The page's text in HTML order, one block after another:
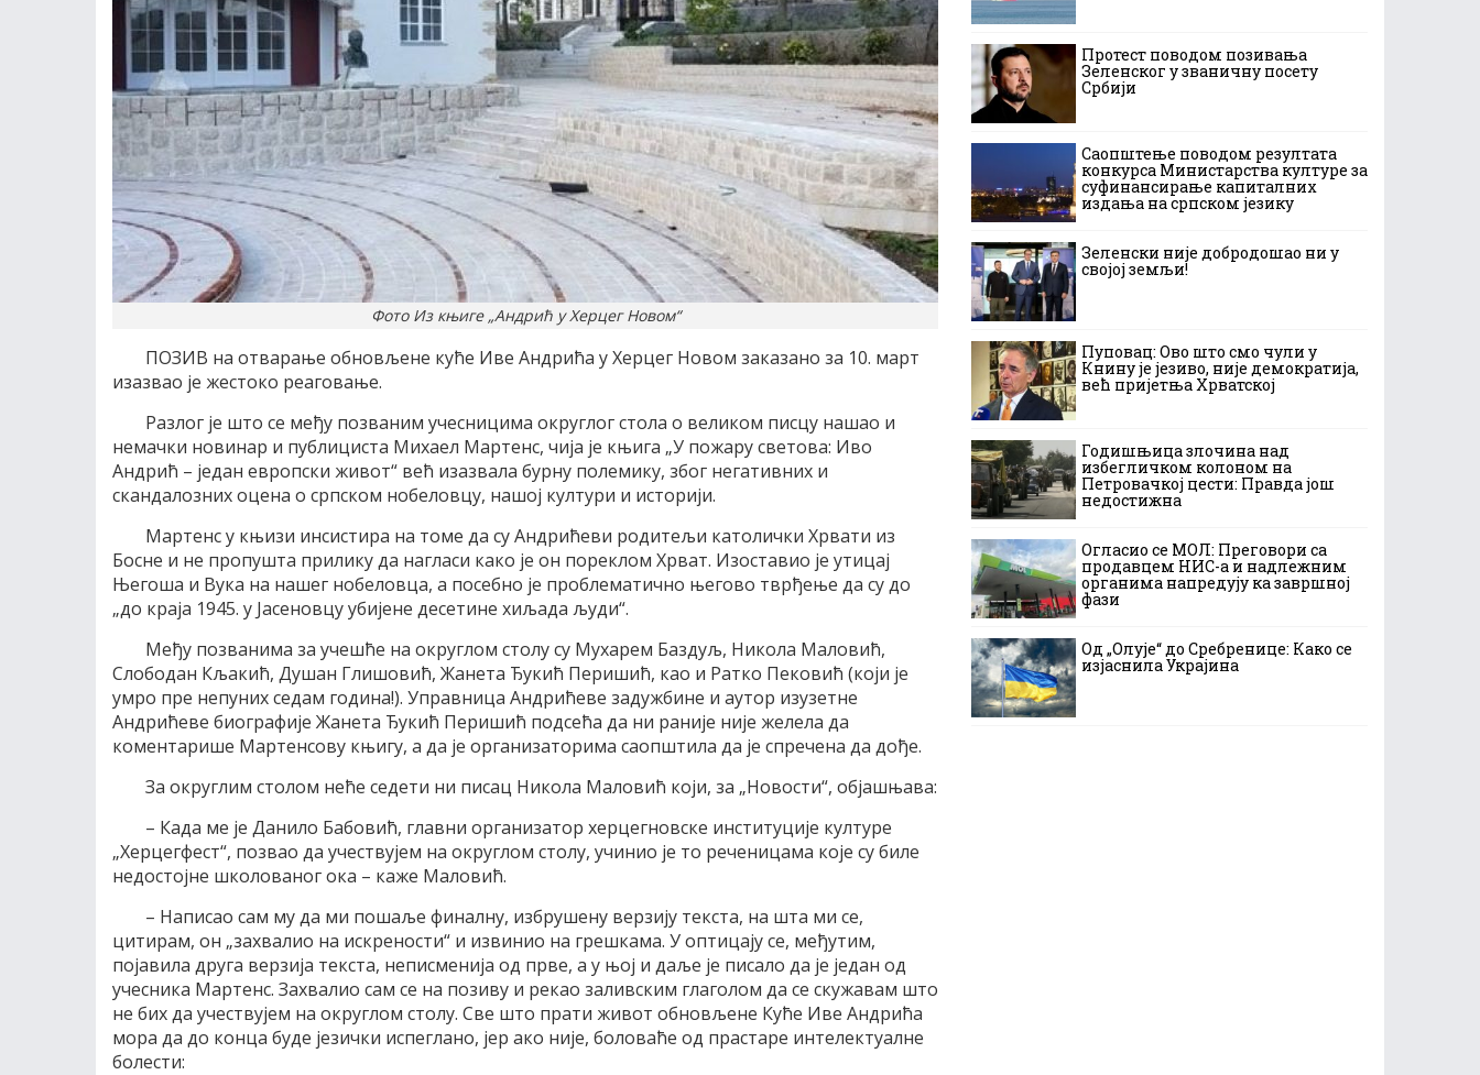
Фото Из књиге „Андрић у Херцег Новом“
ПОЗИВ на отварање обновљене куће Иве Андрића у Херцег Новом заказано за 10. март
изазвао је жестоко реаговање.
Разлог је што се међу позваним учесницима округлог стола о великом писцу нашао и
немачки новинар и публициста Михаел Мартенс, чија је књига „У пожару светова: Иво
Андрић – један европски живот“ већ изазвала бурну полемику, због негативних и
скандалозних оцена о српском нобеловцу, нашој култури и историји.
Мартенс у књизи инсистира на томе да су Aндрићеви родитељи католички Хрвати из
Босне и не пропушта прилику да нагласи како је он пореклом Хрват. Изоставио је утицај
Његоша и Вука на нашег нобеловца, а посебно је проблематично његово тврђење да су до
„до краја 1945. у Јасеновцу убијене десетине хиљада људи“.
Међу позванима за учешће на округлом столу су Мухарем Баздуљ, Никола Маловић,
Слободан Кљакић, Душан Глишовић, Жанета Ђукић Перишић, као и Ратко Пековић (који је
умро пре непуних седам година!). Управница Андрићеве задужбине и аутор изузетне
Андрићеве биографије Жанета Ђукић Перишић подсећа да ни раније није желела да
коментарише Мартенсову књигу, а да је организаторима саопштила да је спречена да дође.
За округлим столом неће седети ни писац Никола Маловић који, за „Новости“, објашњава:
– Када ме је Данило Бабовић, главни организатор херцегновске институције културе
„Херцегфест“, позвао да учествујем на округлом столу, учинио је то реченицама које су биле
недостојне школованог ока – каже Маловић.
– Написао сам му да ми пошаље финалну, избрушену верзију текста, на шта ми се,
цитирам, он „захвалио на искрености“ и извинио на грешкама. У оптицају се, међутим,
појавила друга верзија текста, неписменија од прве, а у њој и даље је писало да је један од
учесника Мартенс. Захвалио сам се на позиву и рекао заливским глаголом да се скужавам што
не бих да учествујем на округлом столу. Све што прати живот обновљене Куће Иве Андрића
мора да до конца буде језички испеглано, јер ако није, боловаће од прастаре интелектуалне
болести:
Протест поводом позивања
Зеленског у званичну посету
Србији
Саопштење поводом резултата
конкурса Министарства културе за
суфинансирање капиталних
издања на српском језику
Зеленски није добродошао ни у
својој земљи!
Пуповац: Ово што смо чули у
Книну је језиво, није демократија,
већ пријетња Хрватској
Годишњица злочина над
избегличком колоном на
Петровачкој цести: Правда још
недостижна
Огласио се МОЛ: Преговори са
продавцем НИС-а и надлежним
органима напредују ка завршној
фази
Од „Олује“ до Сребренице: Како се
изјаснила Украјина